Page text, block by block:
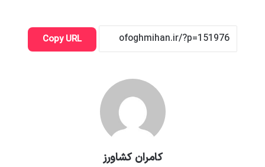
Copy URL
کامران کشاورز